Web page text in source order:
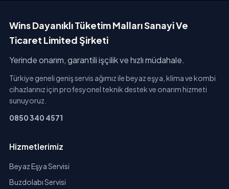
Wins Dayanıklı Tüketim Malları Sanayi Ve
Ticaret Limited Şirketi
Yerinde onarım, garantili işçilik ve hızlı müdahale.
Türkiye geneli geniş servis ağımız ile beyaz eşya, klima ve kombi
cihazlarınız için profesyonel teknik destek ve onarım hizmeti
sunuyoruz.
0850 340 4571
Hizmetlerimiz
Beyaz Eşya Servisi
Buzdolabı Servisi